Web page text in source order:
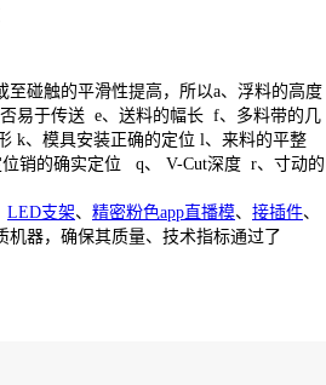
碰触的平滑性提高，所以a、浮料的高度
易于传送 e、送料的幅长 f、多料带的几
k、模具安装正确的定位 l、来料的平整
销的确实定位 q、 V-Cut深度 r、寸动的
LED支架、 精密粉色app直播模、 接插件、
机器，确保其质量、技术指标通过了